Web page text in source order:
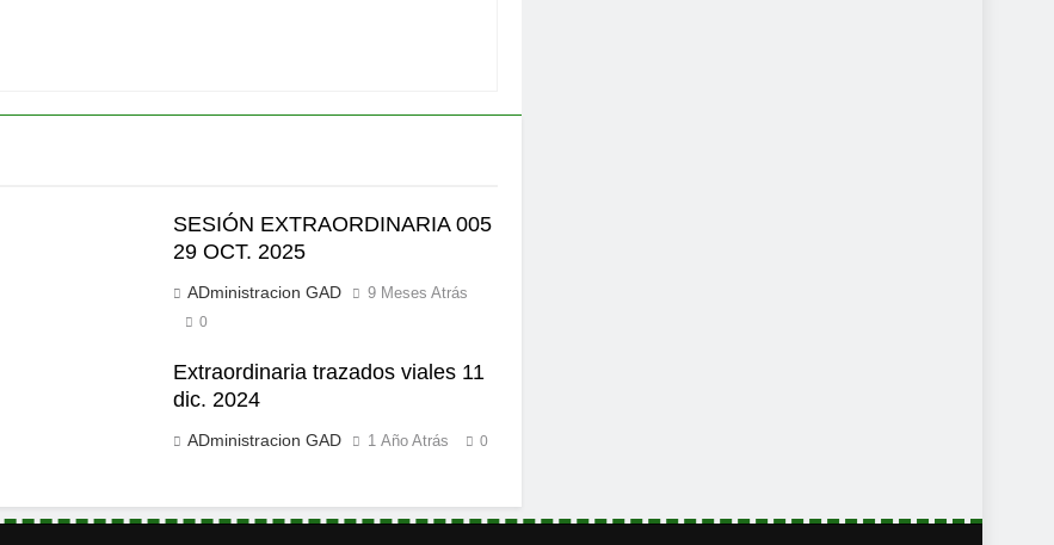
SESIÓN EXTRAORDINARIA 005
29 OCT. 2025
ADministracion GAD 9 Meses Atrás
0
Extraordinaria trazados viales 11
dic. 2024
ADministracion GAD 1 Año Atrás 0